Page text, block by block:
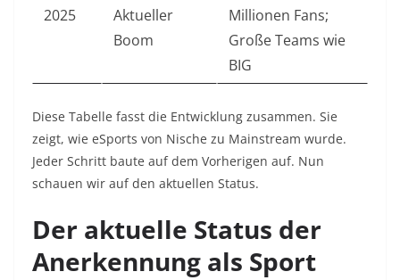
2025
Aktueller
Boom
Millionen Fans;
Große Teams wie
BIG
Diese Tabelle fasst die Entwicklung zusammen. Sie
zeigt, wie eSports von Nische zu Mainstream wurde.
Jeder Schritt baute auf dem Vorherigen auf. Nun
schauen wir auf den aktuellen Status.
Der aktuelle Status der
Anerkennung als Sport